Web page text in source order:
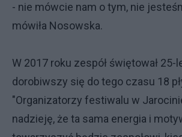
- nie mówcie nam o tym, nie
mówiła Nosowska.
W 2017 roku zespół świętował 25-
dorobiwszy się do tego czasu 18
"Organizatorzy festiwalu w
nadzieję, że ta sama energia i